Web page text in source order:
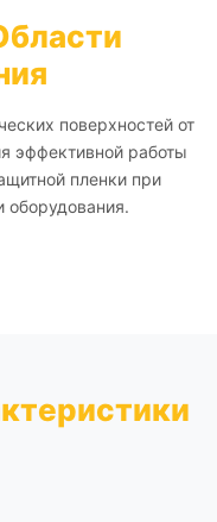
поверхностей от
эффективной работы
пленки при
оборудования.